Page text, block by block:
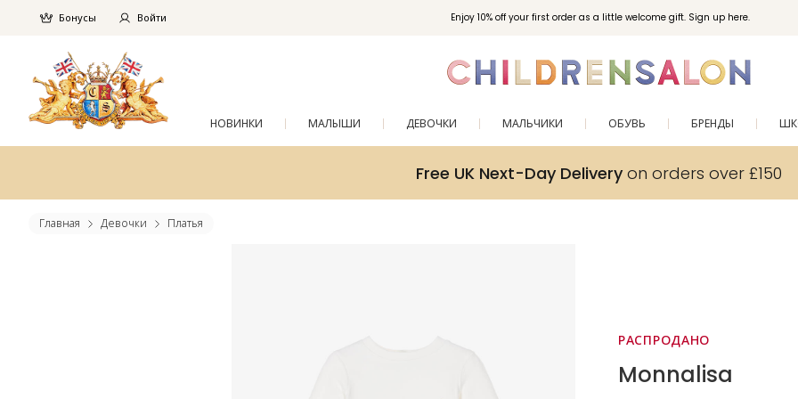
Enjoy 10% off your first order as a little welcome gift. Sign up here.
Бонусы Войти
НОВИНКИ МАЛЫШИ ДЕВОЧКИ МАЛЬЧИКИ ОБУВЬ БРЕНДЫ
Free UK Next-Day Deliveryon orders over £150
Главная Девочки Платья
РАСПРОДАНО
Monnalisa